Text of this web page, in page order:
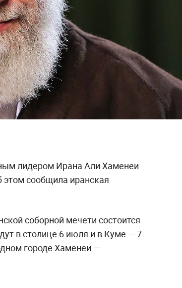
лидером Ирана Али Хаменеи
этом сообщила иранская
соборной мечети состоится
в столице 6 июля и в Куме — 7
городе Хаменеи —